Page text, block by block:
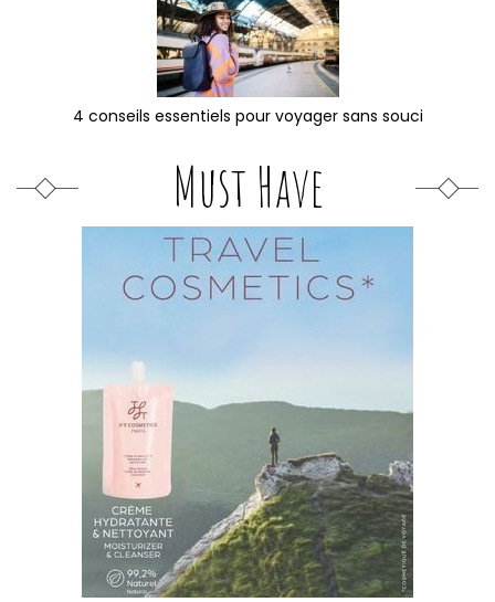
4 conseils essentiels pour voyager sans souci
Must Have